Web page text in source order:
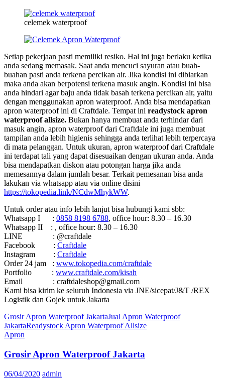
celemek waterproof
Setiap pekerjaan pasti memiliki resiko. Hal ini juga berlaku ketika
anda sedang memasak. Saat anda mencuci sayuran atau buah-
buahan pasti anda terkena percikan air. Jika kondisi ini dibiarkan
maka anda akan berpotensi terkena masuk angin. Kondisi ini bisa
anda hindari agar baju anda tidak basah terkena percikan air, yaitu
dengan menggunakan apron waterproof. Anda bisa mendapatkan
apron waterproof ini di Craftdale. Tempat ini readystock apron
waterproof allsize. Bukan hanya membuat anda terhindar dari
masuk angin, apron waterproof dari Craftdale ini juga membuat
tampilan anda lebih higienis sehingga anda terlihat lebih terpercaya
di mata pelanggan. Untuk ukuran, apron waterproof dari Craftdale
ini terdapat tali yang dapat disesuaikan dengan ukuran anda. Anda
bisa mendapatkan diskon atau potongan harga jika anda
memesannya dalam jumlah besar. Terkait pemesanan bisa anda
lakukan via whatsapp atau via online disini
https://tokopedia.link/NCdwMhykWW.
Untuk order atau info lebih lanjut bisa hubungi kami sbb:
Whatsapp I : 0858 8198 6788, office hour: 8.30 – 16.30
Whatsapp II : , office hour: 8.30 – 16.30
LINE : @craftdale
Facebook : Craftdale
Instagram : Craftdale
Order 24 jam : www.tokopedia.com/craftdale
Portfolio : www.craftdale.com/kisah
Email : craftdaleshop@gmail.com
Kami bisa kirim ke seluruh Indonesia via JNE/sicepat/J&T /REX
Logistik dan Gojek untuk Jakarta
Grosir Apron Waterproof JakartaJual Apron Waterproof
JakartaReadystock Apron Waterproof Allsize
Apron
Grosir Apron Waterproof Jakarta
06/04/2020 admin